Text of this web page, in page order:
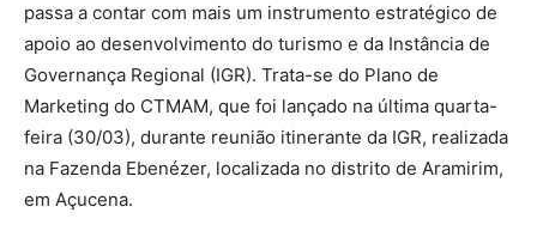
passa a contar com mais um instrumento estratégico de
apoio ao desenvolvimento do turismo e da Instância de
Governança Regional (IGR). Trata-se do Plano de
Marketing do CTMAM, que foi lançado na última quarta-
feira (30/03), durante reunião itinerante da IGR, realizada
na Fazenda Ebenézer, localizada no distrito de Aramirim,
em Açucena.